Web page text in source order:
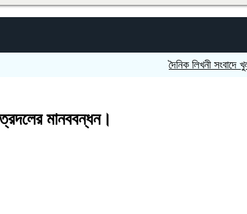
দৈনিক লিখনী সংবাদে খুলনা
মানববন্ধন।